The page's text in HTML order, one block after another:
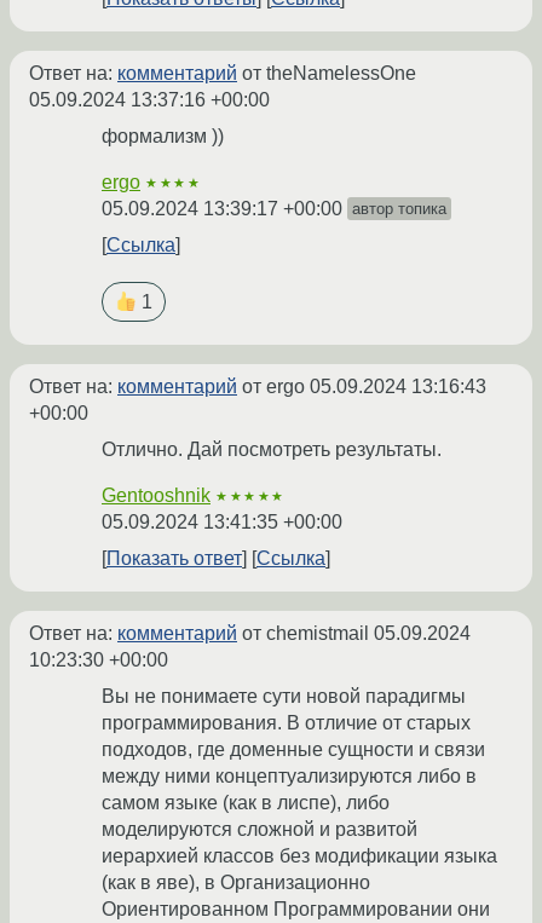
Ответ на: комментарий от theNamelessOne
05.09.2024 13:37:16 +00:00
формализм ))
ergo ★★★★
05.09.2024 13:39:17 +00:00 автор топика
Ссылка
1
Ответ на: комментарий от ergo 05.09.2024 13:16:43
+00:00
Отлично. Дай посмотреть результаты.
Gentooshnik ★★★★★
05.09.2024 13:41:35 +00:00
Показать ответ
Ссылка
Ответ на: комментарий от chemistmail 05.09.2024
10:23:30 +00:00
Вы не понимаете сути новой парадигмы
программирования. В отличие от старых
подходов, где доменные сущности и связи
между ними концептуализируются либо в
самом языке (как в лиспе), либо
моделируются сложной и развитой
иерархией классов без модификации языка
(как в яве), в Организационно
Ориентированном Программировании они